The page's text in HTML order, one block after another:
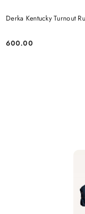
Derka Kentucky Turnout
Cena:
600.00